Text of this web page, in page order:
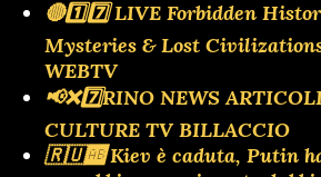
🔴1️⃣7️⃣ LIVE Forbidden
Mysteries & Lost
WEBTV
📢❌️7️⃣RINO NEWS
CULTURE TV BILLACCIO
🇷🇺🆎 Kiev è caduta, Putin